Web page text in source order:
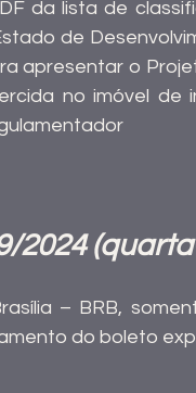
da lista de
de
apresentar o
no imóvel de
2024
– BRB,
do boleto